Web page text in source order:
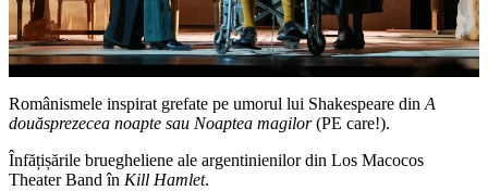
Românismele inspirat grefate pe umorul lui Shakespeare din A
douăsprezecea noapte sau Noaptea magilor(PE care!).
Înfățișările bruegheliene ale argentinienilor din Los Macocos
Theater Band în Kill Hamlet.